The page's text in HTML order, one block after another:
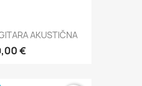
AKUSTIČNA
€